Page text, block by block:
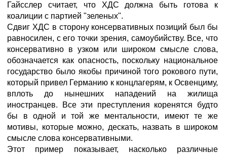
Гайсслер считает, что ХДС должна быть готова к
коалиции с партией "зеленых".
Сдвиг ХДС в сторону консервативных позиций был бы
равносилен, с его точки зрения, самоубийству. Все, что
консервативно в узком или широком смысле слова,
обозначается как опасность, поскольку национальное
государство было якобы причиной того рокового пути,
который привел Германию к концлагерям, к Освенциму,
вплоть до нынешних нападений на жилища
иностранцев. Все эти преступления коренятся будто
бы в одной и той же ментальности, имеют те же
мотивы, которые можно, дескать, назвать в широком
смысле слова консервативными.
Этот пример показывает, насколько различные